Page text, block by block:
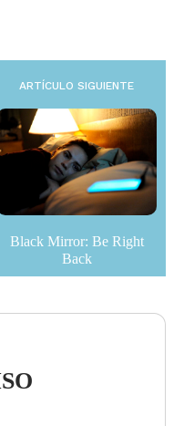
ARTÍCULO SIGUIENTE
Black Mirror: Be Right
Back